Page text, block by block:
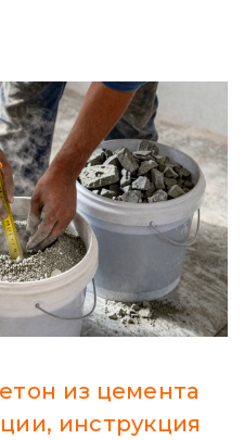
из цемента
инструкция